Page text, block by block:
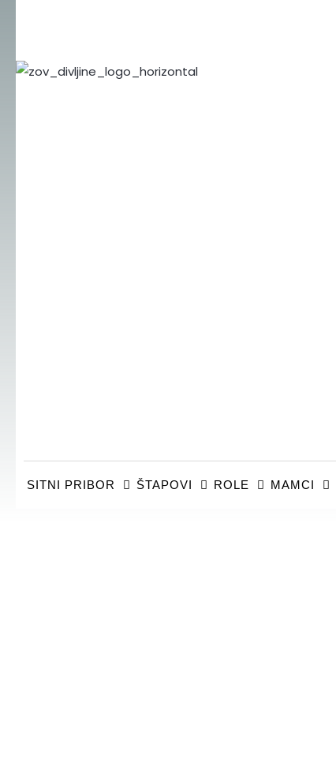
SITNI PRIBOR ŠTAPOVI ROLE MAMCI